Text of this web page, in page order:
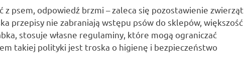
z psem, odpowiedź brzmi – zaleca się pozostawienie zwierząt
przepisy nie zabraniają wstępu psów do sklepów, większość
stosuje własne regulaminy, które mogą ograniczać
takiej polityki jest troska o higienę i bezpieczeństwo